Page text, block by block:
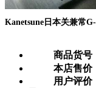
Kanetsune日本关兼常
商品货号
本店售价
用户评价